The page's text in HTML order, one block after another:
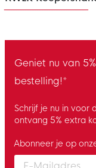
Geniet nu van
bestelling!*
Schrijf je nu in voor
ontvang 5% extra
Enter your email
Abonneer je op